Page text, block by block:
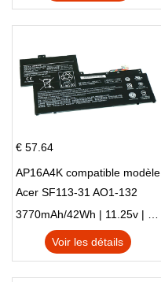
€ 57.64
AP16A4K compatible modèle
Acer SF113-31 AO1-132
NE132
3770mAh/42Wh | 11.25v | Li-ion ...
Voir les détails